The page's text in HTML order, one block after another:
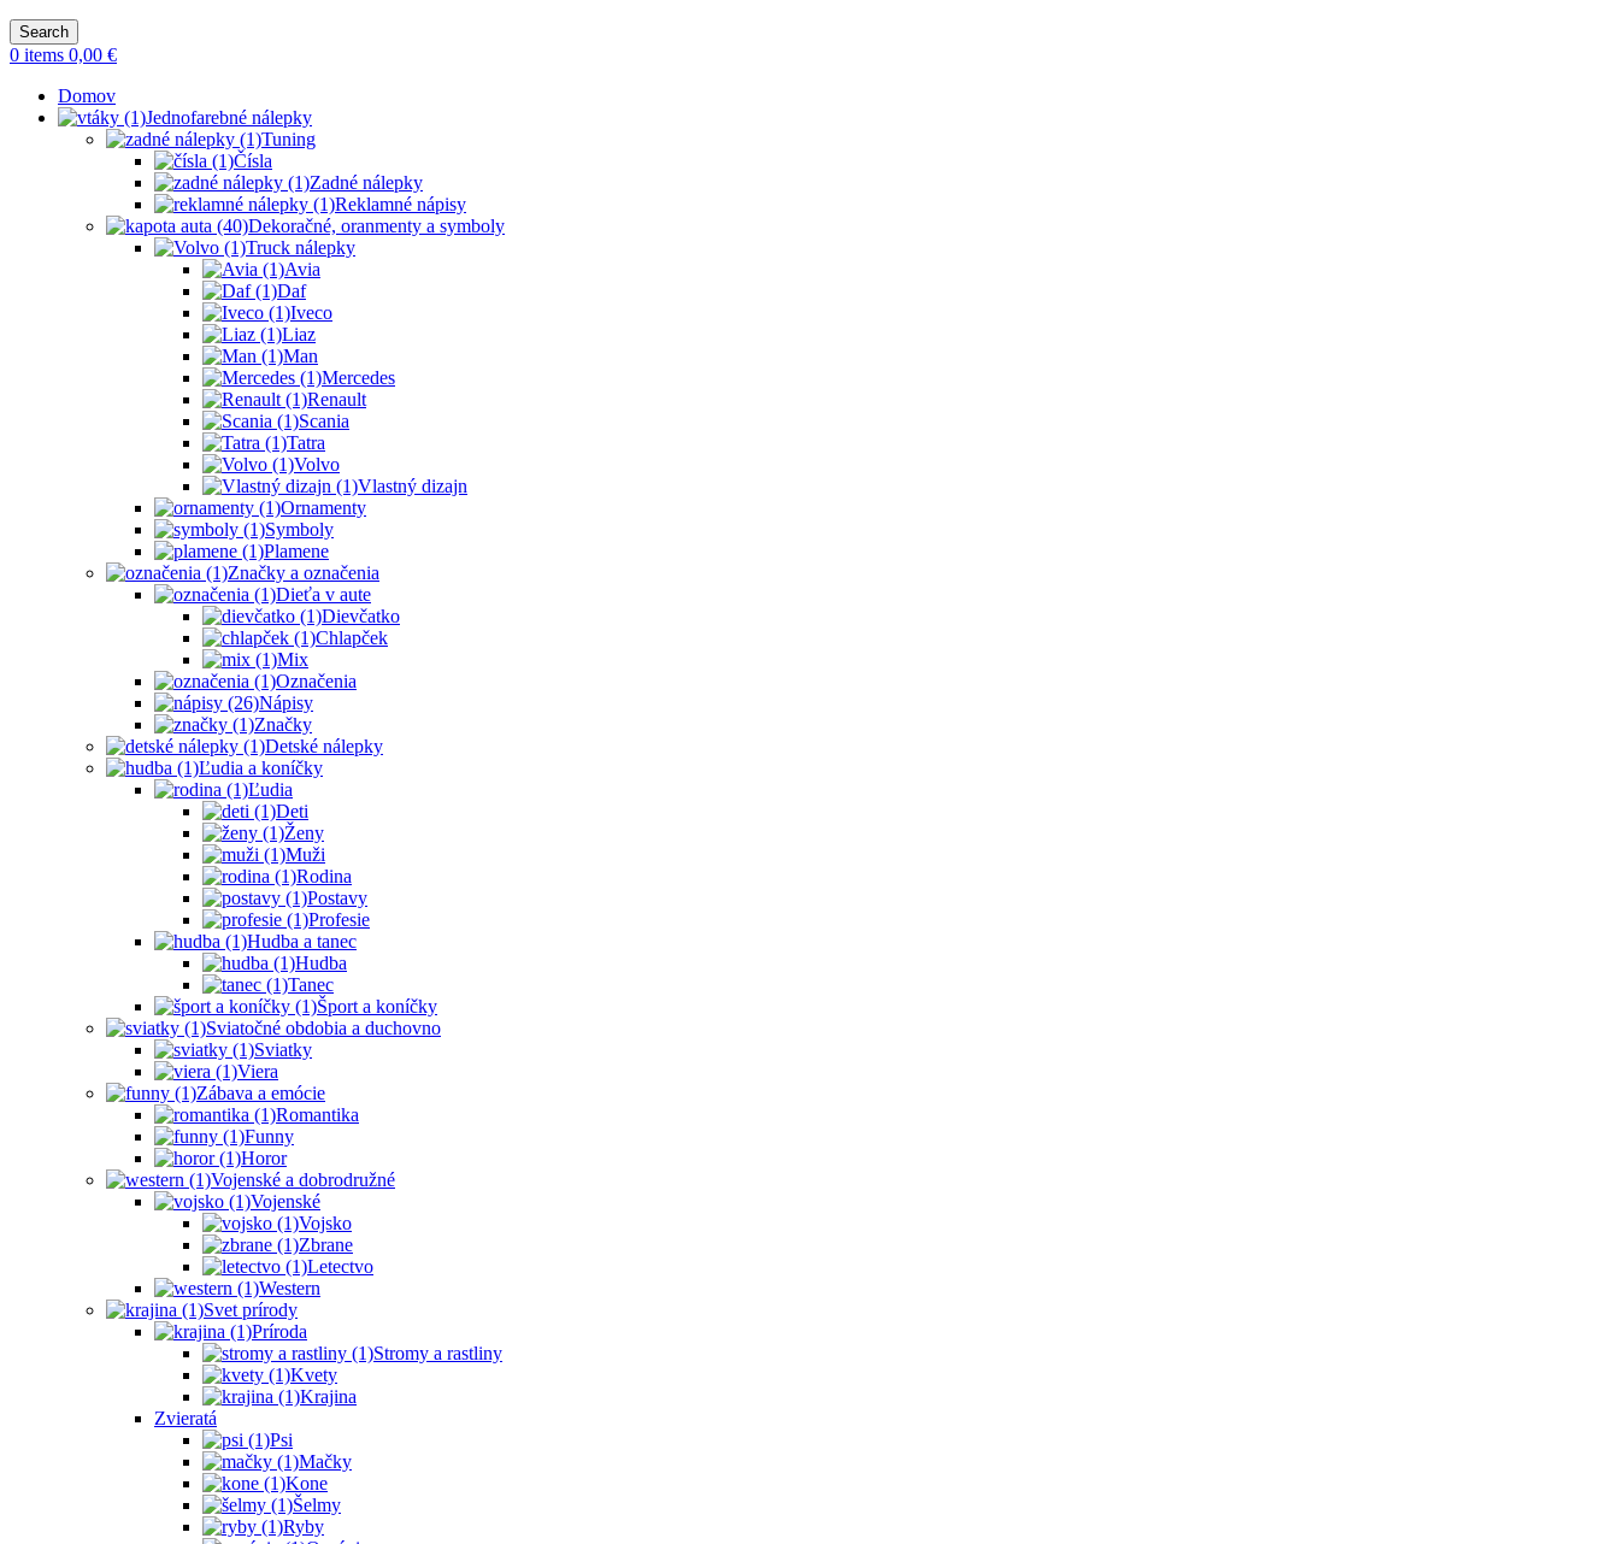
Search
0 items 0,00 €
Domov
Jednofarebné nálepky
Tuning
Čísla
Zadné nálepky
Reklamné nápisy
Dekoračné, oranmenty a symboly
Truck nálepky
Avia
Daf
Iveco
Liaz
Man
Mercedes
Renault
Scania
Tatra
Volvo
Vlastný dizajn
Ornamenty
Symboly
Plamene
Značky a označenia
Dieťa v aute
Dievčatko
Chlapček
Mix
Označenia
Nápisy
Značky
Detské nálepky
Ľudia a koníčky
Ľudia
Deti
Ženy
Muži
Rodina
Postavy
Profesie
Hudba a tanec
Hudba
Tanec
Šport a koníčky
Sviatočné obdobia a duchovno
Sviatky
Viera
Zábava a emócie
Romantika
Funny
Horor
Vojenské a dobrodružné
Vojenské
Vojsko
Zbrane
Letectvo
Western
Svet prírody
Príroda
Stromy a rastliny
Kvety
Krajina
Zvieratá
Psi
Mačky
Kone
Šelmy
Ryby